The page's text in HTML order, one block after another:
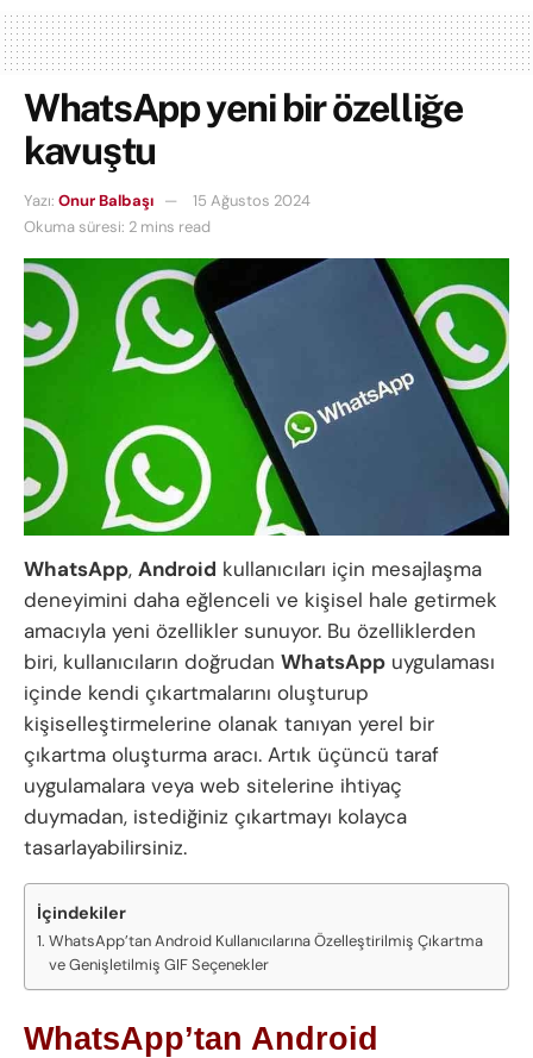
WhatsApp yeni bir özelliğe
kavuştu
Yazı: Onur Balbaşı
15 Ağustos 2024
Okuma süresi: 2 mins read
WhatsApp, Android kullanıcıları için mesajlaşma
deneyimini daha eğlenceli ve kişisel hale getirmek
amacıyla yeni özellikler sunuyor. Bu özelliklerden
biri, kullanıcıların doğrudan WhatsApp uygulaması
içinde kendi çıkartmalarını oluşturup
kişiselleştirmelerine olanak tanıyan yerel bir
çıkartma oluşturma aracı. Artık üçüncü taraf
uygulamalara veya web sitelerine ihtiyaç
duymadan, istediğiniz çıkartmayı kolayca
tasarlayabilirsiniz.
İçindekiler
WhatsApp’tan Android Kullanıcılarına Özelleştirilmiş Çıkartma
ve Genişletilmiş GIF Seçenekler
WhatsApp’tan Android